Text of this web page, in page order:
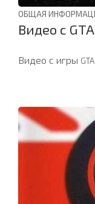
ОБЩАЯ
Видео с
Видео с игры